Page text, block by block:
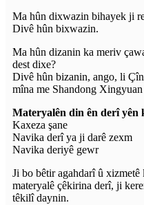
Ma hûn dixwazin bihayek ji
Divê hûn bixwazin.
Ma hûn dizanin ka meriv
dest dixe?
Divê hûn bizanin, ango, li
mîna me Shandong
Materyalên din ên derî
Kaxeza şane
Navika derî ya ji darê zexm
Navika deriyê gewr
Ji bo bêtir agahdarî û
materyalê çêkirina derî, ji
têkilî daynin.